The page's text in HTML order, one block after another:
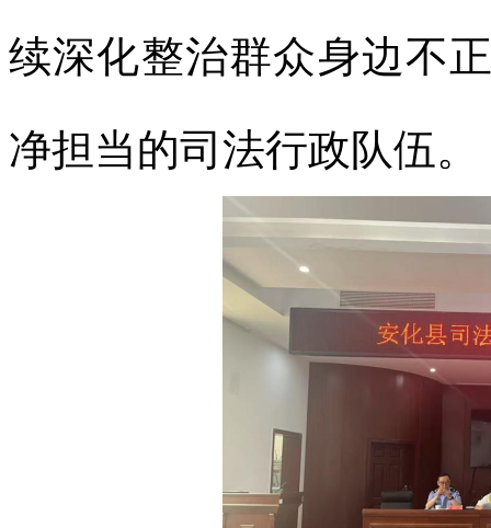
续深化整治群众身边不
净担当的司法行政队伍。